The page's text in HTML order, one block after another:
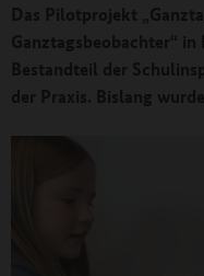
Das Pilotprojekt
Ganztagsbeobachter“
Bestandteil der
der Praxis. Bislang